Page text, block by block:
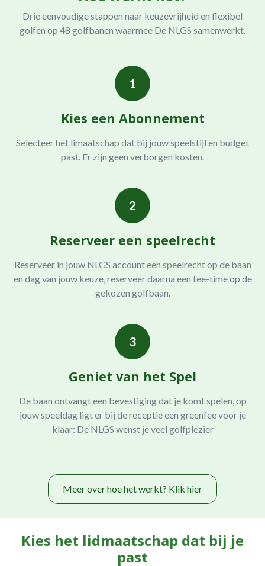
Drie eenvoudige stappen naar keuzevrijheid en flexibel
golfen op 48 golfbanen waarmee De NLGS samenwerkt.
1
Kies een Abonnement
Selecteer het limaatschap dat bij jouw speelstijl en budget
past. Er zijn geen verborgen kosten.
2
Reserveer een speelrecht
Reserveer in jouw NLGS account een speelrecht op de baan
en dag van jouw keuze, reserveer daarna een tee-time op de
gekozen golfbaan.
3
Geniet van het Spel
De baan ontvangt een bevestiging dat je komt spelen, op
jouw speeldag ligt er bij de receptie een greenfee voor je
klaar: De NLGS wenst je veel golfplezier
Meer over hoe het werkt? Klik hier
Kies het lidmaatschap dat bij je
past